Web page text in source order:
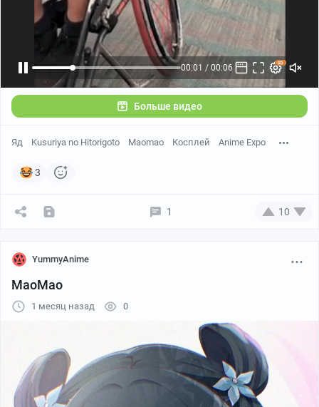
Больше видео
Яд Kusuriya no Hitorigoto Maomao Косплей Anime Expo
3
1 10
YummyAnime
МаоМао
1 месяц назад 0